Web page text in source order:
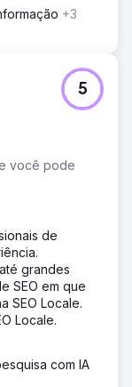
+3
você pode
5
de
grandes
SEO em que
SEO Locale.
Locale.
com IA